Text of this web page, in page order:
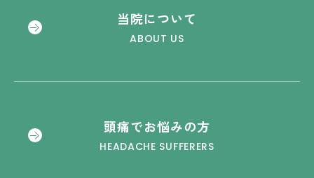
当院について
ABOUT US
頭痛でお悩みの方
HEADACHE SUFFERERS